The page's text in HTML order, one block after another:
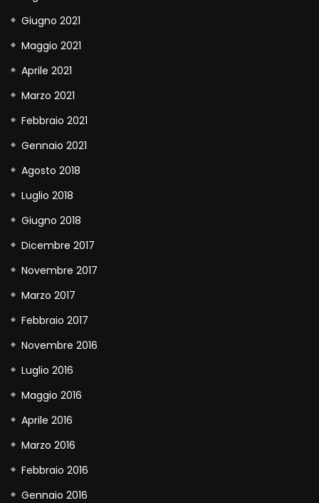
Giugno 2021
Maggio 2021
Aprile 2021
Marzo 2021
Febbraio 2021
Gennaio 2021
Agosto 2018
Luglio 2018
Giugno 2018
Dicembre 2017
Novembre 2017
Marzo 2017
Febbraio 2017
Novembre 2016
Luglio 2016
Maggio 2016
Aprile 2016
Marzo 2016
Febbraio 2016
Gennaio 2016